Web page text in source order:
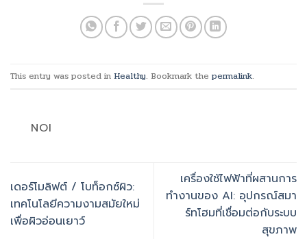
This entry was posted in Healthy. Bookmark the permalink.
NOI
เดอร์โมลิฟต์ / โบท็อกซ์ผิว:
เทคโนโลยีความงามสมัยใหม่
เพื่อผิวอ่อนเยาว์
เครื่องใช้ไฟฟ้าที่ผสานการ
ทำงานของ AI: อุปกรณ์สมา
ร์ทโฮมที่เชื่อมต่อกับระบบ
สุขภาพ